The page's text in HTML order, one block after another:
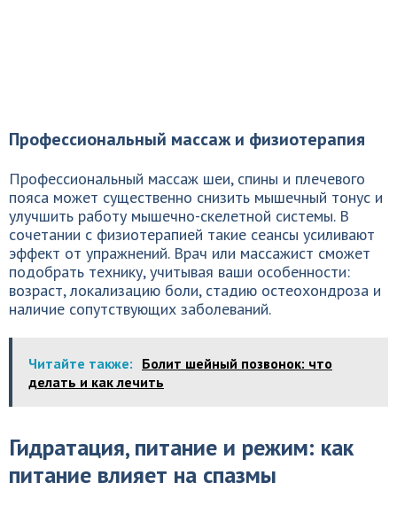
Профессиональный массаж и физиотерапия
Профессиональный массаж шеи, спины и плечевого
пояса может существенно снизить мышечный тонус и
улучшить работу мышечно-скелетной системы. В
сочетании с физиотерапией такие сеансы усиливают
эффект от упражнений. Врач или массажист сможет
подобрать технику, учитывая ваши особенности:
возраст, локализацию боли, стадию остеохондроза и
наличие сопутствующих заболеваний.
Читайте также: Болит шейный позвонок: что
делать и как лечить
Гидратация, питание и режим: как
питание влияет на спазмы